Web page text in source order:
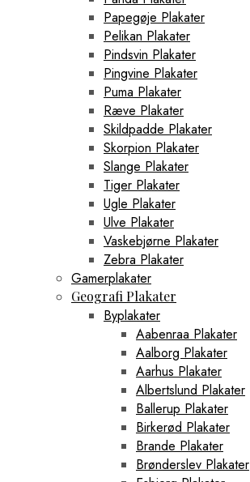
Papegøje Plakater
Pelikan Plakater
Pindsvin Plakater
Pingvine Plakater
Puma Plakater
Ræve Plakater
Skildpadde Plakater
Skorpion Plakater
Slange Plakater
Tiger Plakater
Ugle Plakater
Ulve Plakater
Vaskebjørne Plakater
Zebra Plakater
Gamerplakater
Geografi Plakater
Byplakater
Aabenraa Plakater
Aalborg Plakater
Aarhus Plakater
Albertslund Plakater
Ballerup Plakater
Birkerød Plakater
Brande Plakater
Brønderslev Plakater